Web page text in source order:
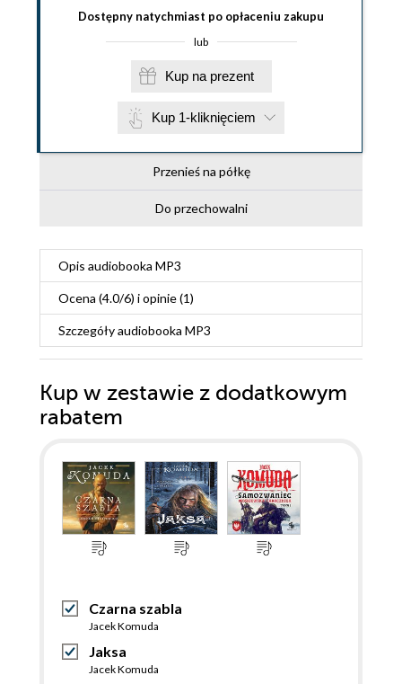
Dostępny natychmiast po opłaceniu zakupu
lub
Kup na prezent
Kup 1-kliknięciem
Przenieś na półkę
Do przechowalni
Opis audiobooka MP3
Ocena (4.0/6) i opinie (1)
Szczegółyaudiobooka MP3
Kup w zestawie z dodatkowym
rabatem
Czarna szabla
Jacek Komuda
Jaksa
Jacek Komuda